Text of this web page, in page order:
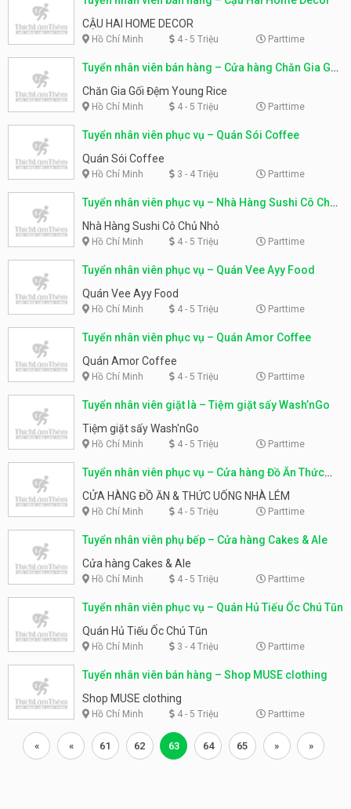
CẬU HAI HOME DECOR
Hồ Chí Minh 4 - 5 Triệu Parttime
Tuyển nhân viên bán hàng – Cửa hàng Chăn Gia Gối
Đệm Young Rice
Chăn Gia Gối Đệm Young Rice
Hồ Chí Minh 4 - 5 Triệu Parttime
Tuyển nhân viên phục vụ – Quán Sói Coffee
Quán Sói Coffee
Hồ Chí Minh 3 - 4 Triệu Parttime
Tuyển nhân viên phục vụ – Nhà Hàng Sushi Cô Chủ
Nhỏ
Nhà Hàng Sushi Cô Chủ Nhỏ
Hồ Chí Minh 4 - 5 Triệu Parttime
Tuyển nhân viên phục vụ – Quán Vee Ayy Food
Quán Vee Ayy Food
Hồ Chí Minh 4 - 5 Triệu Parttime
Tuyển nhân viên phục vụ – Quán Amor Coffee
Quán Amor Coffee
Hồ Chí Minh 4 - 5 Triệu Parttime
Tuyển nhân viên giặt là – Tiệm giặt sấy Wash’nGo
Tiệm giặt sấy Wash'nGo
Hồ Chí Minh 4 - 5 Triệu Parttime
Tuyển nhân viên phục vụ – Cửa hàng Đồ Ăn Thức
Uống Nhà Lém
CỬA HÀNG ĐỒ ĂN & THỨC UỐNG NHÀ LÉM
Hồ Chí Minh 4 - 5 Triệu Parttime
Tuyển nhân viên phụ bếp – Cửa hàng Cakes & Ale
Cửa hàng Cakes & Ale
Hồ Chí Minh 4 - 5 Triệu Parttime
Tuyển nhân viên phục vụ – Quán Hủ Tiếu Ốc Chú Tũn
Quán Hủ Tiếu Ốc Chú Tũn
Hồ Chí Minh 3 - 4 Triệu Parttime
Tuyển nhân viên bán hàng – Shop MUSE clothing
Shop MUSE clothing
Hồ Chí Minh 4 - 5 Triệu Parttime
« « 61 62 63 64 65 » »